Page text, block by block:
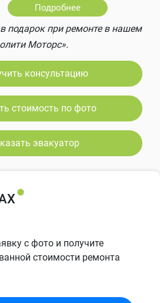
Подробнее
подарок при ремонте в нашем
Моторс».
консультацию
стоимость по фото
эвакуатор
с фото и получите
стоимости ремонта